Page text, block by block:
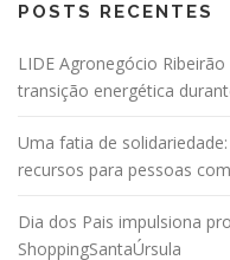
POSTS RECENTES
LIDE Agronegócio
transição energética
Uma fatia de
recursos para pessoas
Dia dos Pais impulsiona
ShoppingSantaÚrsula